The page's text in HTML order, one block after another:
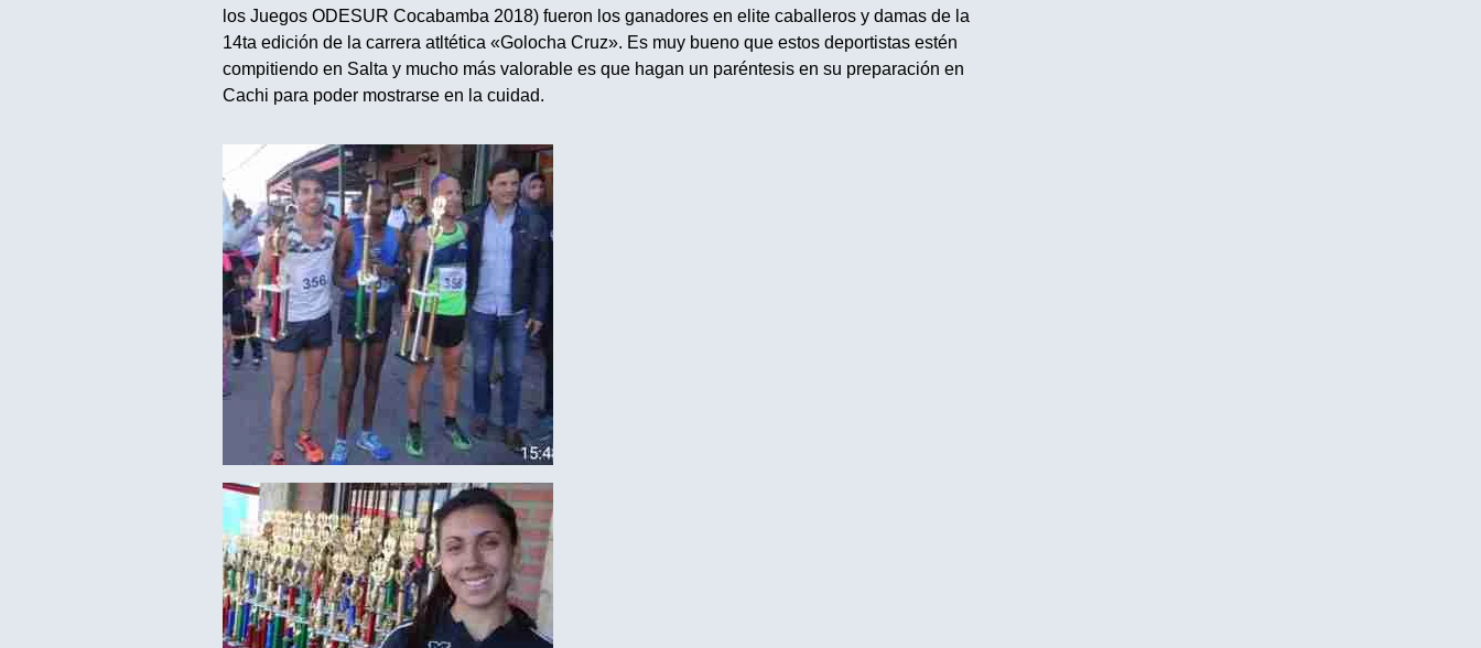
los Juegos ODESUR Cocabamba 2018) fueron los ganadores en elite caballeros y damas de la
14ta edición de la carrera atltética «Golocha Cruz». Es muy bueno que estos deportistas estén
compitiendo en Salta y mucho más valorable es que hagan un paréntesis en su preparación en
Cachi para poder mostrarse en la cuidad.